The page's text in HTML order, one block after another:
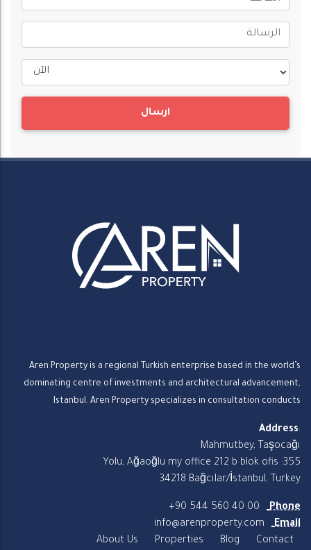
ارسال
Aren Property is a regional Turkish enterprise based in the world’s
dominating centre of investments and architectural advancement,
Istanbul. Aren Property specializes in consultation conducts
Address:
Mahmutbey, Taşocağı
Yolu, Ağaoğlu my office 212 b blok ofis :355
34218 Bağcılar/İstanbul, Turkey
Phone
+90 544 560 40 00
Email
info@arenproperty.com
About Us
Properties Blog Contact